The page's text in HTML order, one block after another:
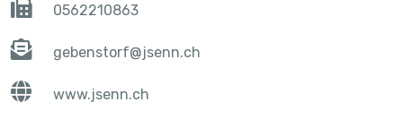
0562210863
gebenstorf@jsenn.ch
www.jsenn.ch